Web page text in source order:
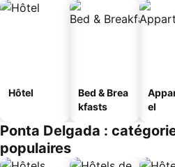
Hôtel
Bed & Brea
kfasts
el
Ponta Delgada :
populaires